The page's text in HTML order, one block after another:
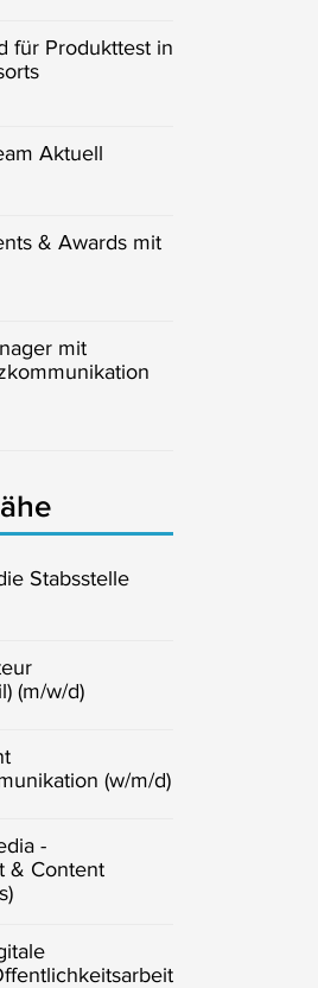
für Produkttest in
Aktuell
& Awards mit
mit
Stabsstelle
(m/w/d)
(w/m/d)
-
& Content